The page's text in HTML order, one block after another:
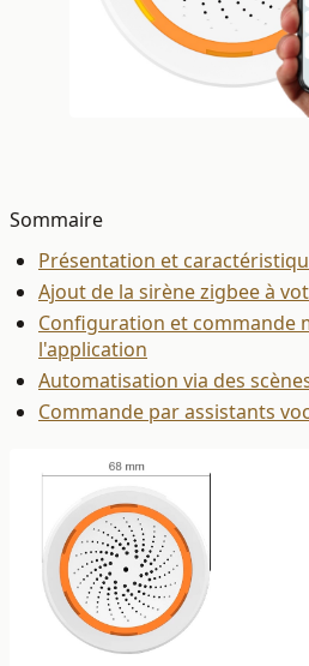
Sommaire
Présentation et
Ajout de la sirène zigbee à
Configuration et commande
l'application
Automatisation via des
Commande par assistants